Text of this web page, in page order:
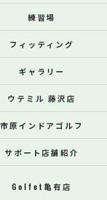
練習場
フィッティング
ギャラリー
ウテミル 藤沢店
市原インドアゴルフ
サポート店舗紹介
Golfet亀有店